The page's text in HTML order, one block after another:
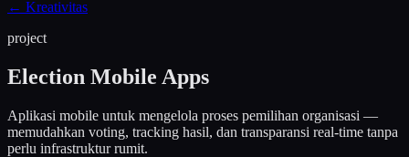
← Kreativitas
project
Election Mobile Apps
Aplikasi mobile untuk mengelola proses pemilihan organisasi —
memudahkan voting, tracking hasil, dan transparansi real-time tanpa
perlu infrastruktur rumit.